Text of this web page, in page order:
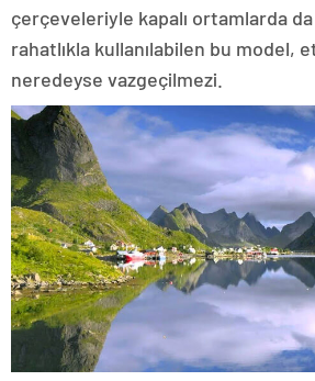
çerçeveleriyle kapalı ortamlarda
rahatlıkla kullanılabilen bu model,
neredeyse vazgeçilmezi.